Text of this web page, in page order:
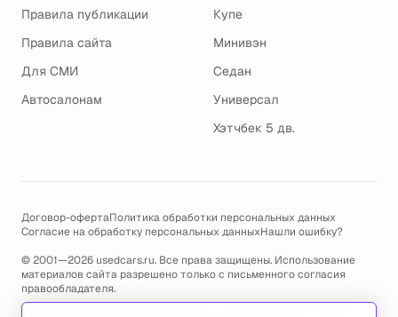
Правила публикации
Правила сайта
Для СМИ
Автосалонам
Купе
Минивэн
Седан
Универсал
Хэтчбек 5 дв.
Договор-офертаПолитика обработки персональных данных
Согласие на обработку персональных данныхНашли ошибку?
© 2001—2026 usedcars.ru. Все права защищены. Использование
материалов сайта разрешено только с письменного согласия
правообладателя.
Пользуясь сайтом, вы соглашаетесь с использованием cookies и